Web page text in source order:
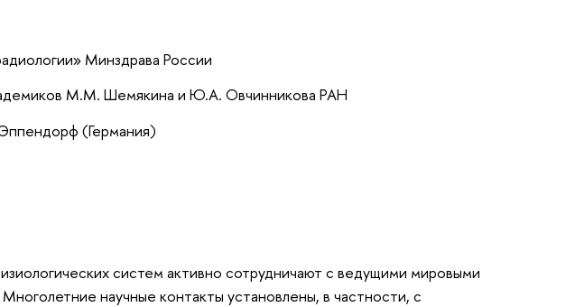
Минздрава России
М.М. Шемякина и Ю.А. Овчинникова РАН
Эппендорф (Германия)
систем активно сотрудничают с ведущими мировыми
научные контакты установлены, в частности, с